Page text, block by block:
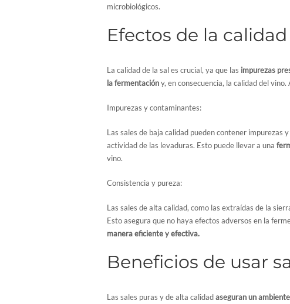
microbiológicos.
Efectos de la
La calidad de la sal es crucial, ya que las impurezas
la fermentacióny, en consecuencia, la calidad del
Impurezas y contaminantes:
Las sales de baja calidad pueden contener impurezas
actividad de las levaduras. Esto puede llevar a una
vino.
Consistencia y pureza:
Las sales de alta calidad, como las extraídas de la
Esto asegura que no haya efectos adversos en la
manera eficiente y efectiva.
Beneficios de usar
Las sales puras y de alta calidadaseguran un